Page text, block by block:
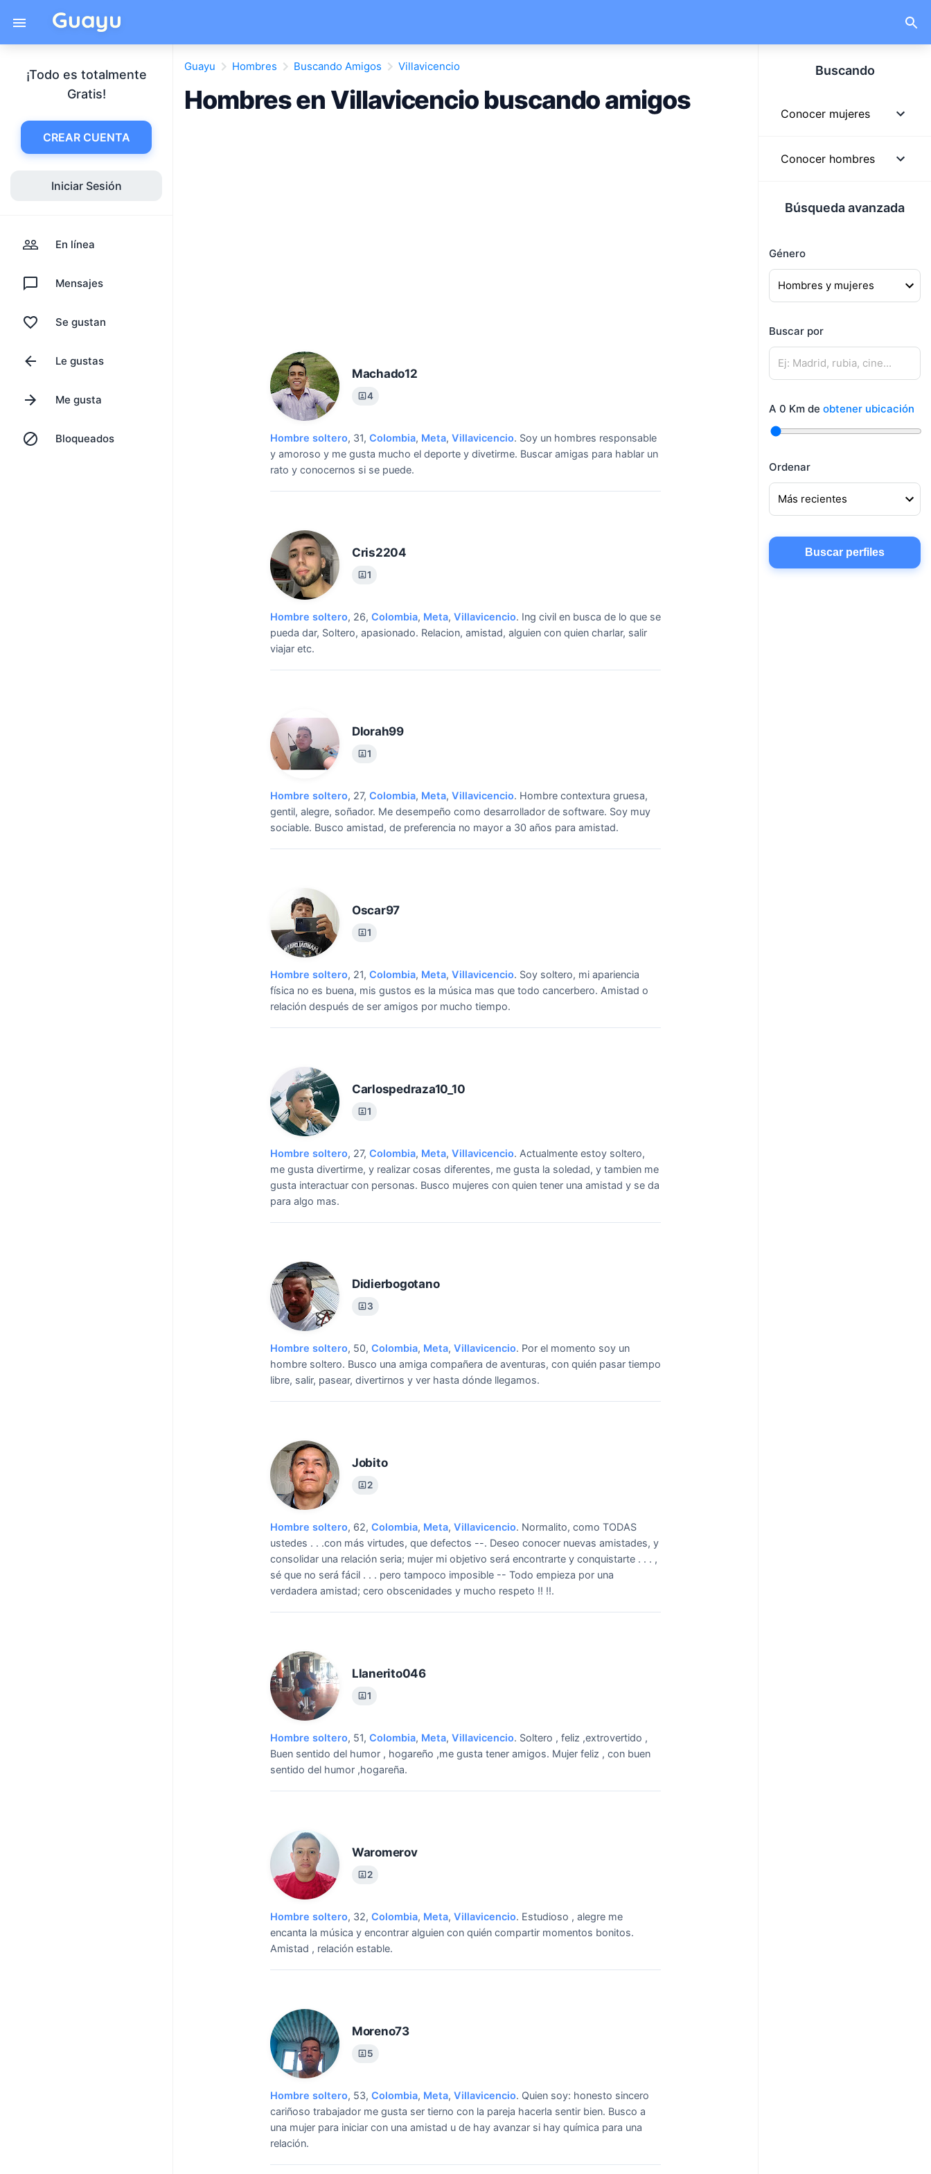
Buscando
Conocer mujeres
Mujeres lindas
Mujeres buscando
hombres
Mujeres buscando pareja
Mujeres buscando
amigos
Mujeres buscando
Mujeres buscando
Conocer hombres
Hombres guapos
Hombres buscando
Hombres buscando
pareja
amigos
Búsqueda avanzada
Género
Buscar por
A 0 Km de obtener ubicación
Ordenar
Buscar perfiles
¡Todo es totalmente
Gratis!
CREAR CUENTA
Iniciar Sesión
En línea
Mensajes
Se gustan
Le gustas
Me gusta
Bloqueados
Guayu Hombres Buscando Amigos Villavicencio
Hombres en Villavicencio buscando amigos
Machado12
4
Hombre soltero, 31, Colombia, Meta, Villavicencio. Soy un hombres responsable
y amoroso y me gusta mucho el deporte y divetirme. Buscar amigas para hablar un
rato y conocernos si se puede.
Cris2204
1
Hombre soltero, 26, Colombia, Meta, Villavicencio. Ing civil en busca de lo que se
pueda dar, Soltero, apasionado. Relacion, amistad, alguien con quien charlar, salir
viajar etc.
Dlorah99
1
Hombre soltero, 27, Colombia, Meta, Villavicencio. Hombre contextura gruesa,
gentil, alegre, soñador. Me desempeño como desarrollador de software. Soy muy
sociable. Busco amistad, de preferencia no mayor a 30 años para amistad.
Oscar97
1
Hombre soltero, 21, Colombia, Meta, Villavicencio. Soy soltero, mi apariencia
física no es buena, mis gustos es la música mas que todo cancerbero. Amistad o
relación después de ser amigos por mucho tiempo.
Carlospedraza10_10
1
Hombre soltero, 27, Colombia, Meta, Villavicencio. Actualmente estoy soltero,
me gusta divertirme, y realizar cosas diferentes, me gusta la soledad, y tambien me
gusta interactuar con personas. Busco mujeres con quien tener una amistad y se da
para algo mas.
Didierbogotano
3
Hombre soltero, 50, Colombia, Meta, Villavicencio. Por el momento soy un
hombre soltero. Busco una amiga compañera de aventuras, con quién pasar tiempo
libre, salir, pasear, divertirnos y ver hasta dónde llegamos.
Jobito
2
Hombre soltero, 62, Colombia, Meta, Villavicencio. Normalito, como TODAS
ustedes . . .con más virtudes, que defectos --. Deseo conocer nuevas amistades, y
consolidar una relación seria; mujer mi objetivo será encontrarte y conquistarte . . . ,
sé que no será fácil . . . pero tampoco imposible -- Todo empieza por una
verdadera amistad; cero obscenidades y mucho respeto !! !!.
Llanerito046
1
Hombre soltero, 51, Colombia, Meta, Villavicencio. Soltero , feliz ,extrovertido ,
Buen sentido del humor , hogareño ,me gusta tener amigos. Mujer feliz , con buen
sentido del humor ,hogareña.
Waromerov
2
Hombre soltero, 32, Colombia, Meta, Villavicencio. Estudioso , alegre me
encanta la música y encontrar alguien con quién compartir momentos bonitos.
Amistad , relación estable.
Moreno73
5
Hombre soltero, 53, Colombia, Meta, Villavicencio. Quien soy: honesto sincero
cariñoso trabajador me gusta ser tierno con la pareja hacerla sentir bien. Busco a
una mujer para iniciar con una amistad u de hay avanzar si hay química para una
relación.